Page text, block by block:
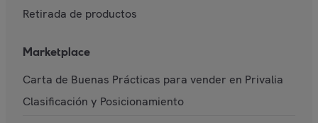
Retirada de productos
Marketplace
Carta de Buenas Prácticas para vender en Privalia
Clasificación y Posicionamiento